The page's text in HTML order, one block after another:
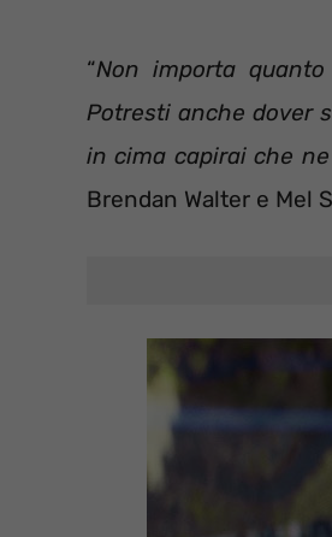
“Non importa
Potresti anche dover
in cima capirai che
Brendan Walter e Mel